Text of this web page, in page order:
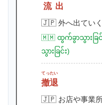
流出
🇯🇵 外へ出てい
🇲🇲 ထွက်ခွာသွားခြ
သွားခြင်း)
撤退
てったい
🇯🇵 お店や事業